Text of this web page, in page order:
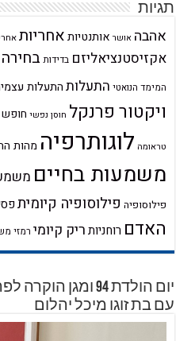
תגיות
אהבה אושר אותנטיותאחריות
אקזיסטנציאליזם בדידותבחירה
המימד הנואטי התעלותהתעלות
ויקטור פרנקל חוסן נפשי חופש
טראומה לוגותרפיה מהות
משמעות בחיים
פילוסופיה פילוסופיה קיומית
האדם רוחניותריק קיומי רמזי
עם בת זוגו מיכל יהלום